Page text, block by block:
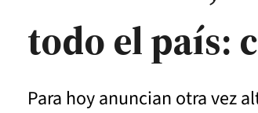
todo el país:
Para hoy anuncian otra vez